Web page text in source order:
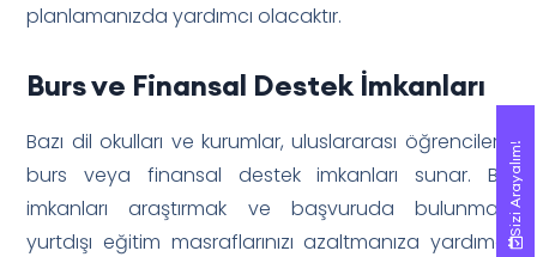
planlamanızda yardımcı olacaktır.
Burs ve Finansal Destek İmkanları
Bazı dil okulları ve kurumlar, uluslararası öğrencilere
burs veya finansal destek imkanları sunar. Bu
imkanları araştırmak ve başvuruda bulunmak,
yurtdışı eğitim masraflarınızı azaltmanıza yardımcı
Sizi Arayalım!
Sizi Arayalım!